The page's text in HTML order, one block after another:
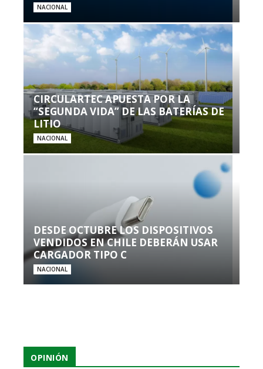
NACIONAL
CIRCULARTEC APUESTA POR LA
“SEGUNDA VIDA” DE LAS BATERÍAS DE
LITIO
NACIONAL
DESDE OCTUBRE LOS DISPOSITIVOS
VENDIDOS EN CHILE DEBERÁN USAR
CARGADOR TIPO C
NACIONAL
OPINIÓN